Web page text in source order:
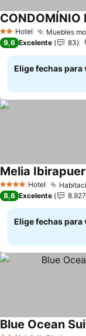
2 Estrellas
Hotel Muebles
CONDOMÍNIO
9,6 Excelente 83
Elige fechas
4 EstrellasHotel
Melia
8,6 Excelente 8.927
Elige fechas
Blue Ocean